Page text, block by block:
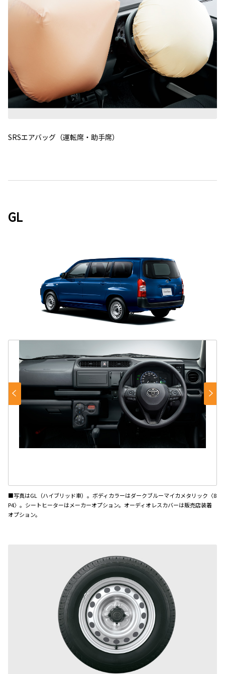
SRSエアバッグ（運転席・助手席）
GL
■写真はGL（ハイブリッド車）。ボディカラーはダークブルーマイカメタリック〈8
P4〉。シートヒーターはメーカーオプション。オーディオレスカバーは販売店装着
オプション。